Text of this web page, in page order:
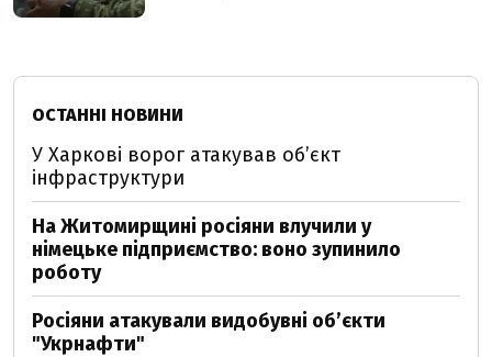
ОСТАННІ НОВИНИ
У Харкові ворог атакував обʼєкт
інфраструктури
На Житомирщині росіяни влучили у
німецьке підприємство: воно зупинило
роботу
Росіяни атакували видобувні обʼєкти
"Укрнафти"